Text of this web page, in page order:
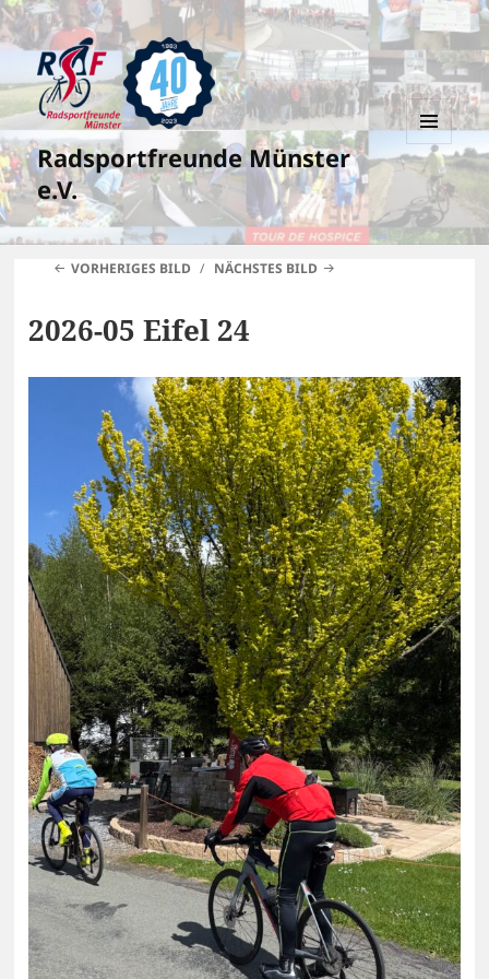
Radsportfreunde Münster
e.V.
MENÜ
UND
WIDGETS
VORHERIGES BILD NÄCHSTES BILD
2026-05 Eifel 24